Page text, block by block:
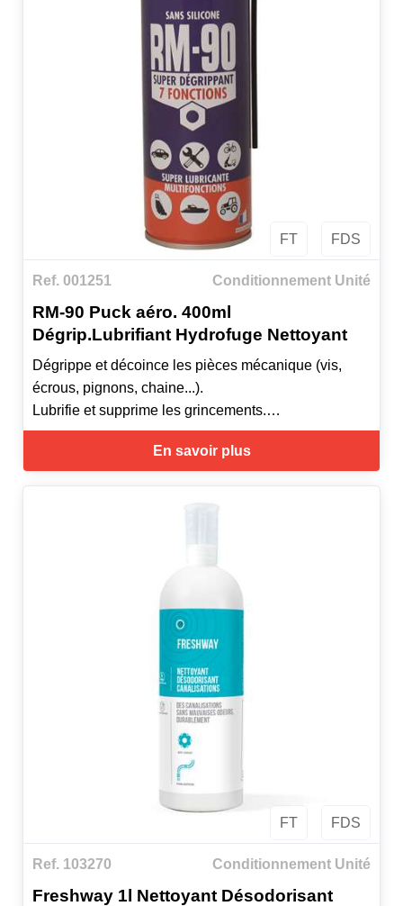
FT FDS
Ref. 001251 Conditionnement Unité
RM-90 Puck aéro. 400ml
Dégrip.Lubrifiant Hydrofuge Nettoyant
Dégrippe et décoince les pièces mécanique (vis,
écrous, pignons, chaine...).
Lubrifie et supprime les grincements.
Chasse l'humidité, facilite les démarrages des
moteurs et autres systèmes d'allumage.
Sans silicone, neutre, peut s'utiliser sur tous
Doté d'une valve multipositions: permet une
utilisation dans toutes les positions.
En savoir plus
FT FDS
Ref. 103270 Conditionnement Unité
Freshway 1l Nettoyant Désodorisant